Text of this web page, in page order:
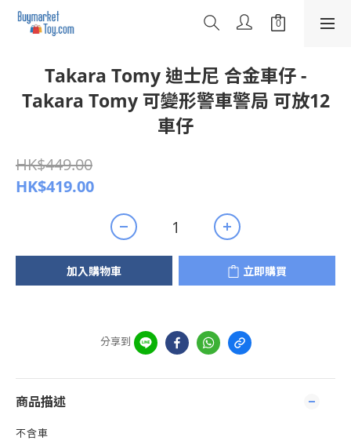
Takara Tomy 迪士尼 合金車仔 -
Takara Tomy 可變形警車警局 可放12
車仔
HK$449.00
HK$419.00
加入購物車 立即購買
分享到
商品描述
不含車